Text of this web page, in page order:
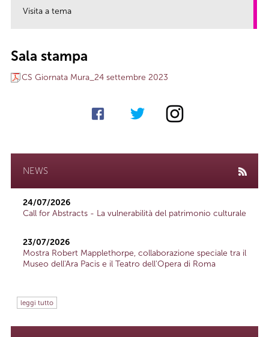
Visita a tema
Sala stampa
CS Giornata Mura_24 settembre 2023
NEWS
24/07/2026
Call for Abstracts - La vulnerabilità del patrimonio culturale
23/07/2026
Mostra Robert Mapplethorpe, collaborazione speciale tra il
Museo dell'Ara Pacis e il Teatro dell'Opera di Roma
leggi tutto